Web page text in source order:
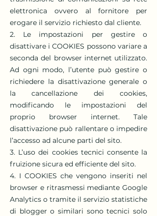
elettronica ovvero al fornitore per
erogare il servizio richiesto dal cliente.
2. Le impostazioni per gestire o
disattivare i COOKIES possono variare a
seconda del browser internet utilizzato.
Ad ogni modo, l’utente può gestire o
richiedere la disattivazione generale o
la cancellazione dei cookies,
modificando le impostazioni del
proprio browser internet. Tale
disattivazione può rallentare o impedire
l’accesso ad alcune parti del sito.
3. L’uso dei cookies tecnici consente la
fruizione sicura ed efficiente del sito.
4. I COOKIES che vengono inseriti nel
browser e ritrasmessi mediante Google
Analytics o tramite il servizio statistiche
di blogger o similari sono tecnici solo